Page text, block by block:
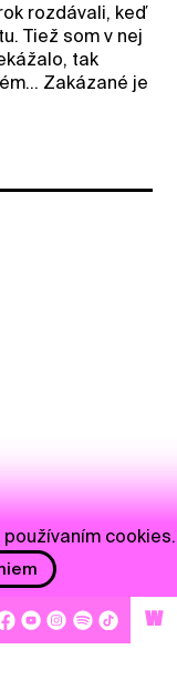
rozdávali, keď
Tiež som v nej
tak
Zakázané je
W
cookies.